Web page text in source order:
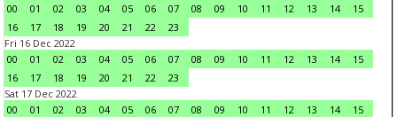
00
01 02 03 04 05 06 07 08 09 10 11 12 13 14
15
16
17 18 19 20 21 22
23
Fri 16 Dec 2022
00
01 02 03 04 05 06 07 08 09 10 11 12 13 14
15
16
17 18 19 20 21 22
23
Sat 17 Dec 2022
00
01 02 03 04 05 06 07 08 09 10 11 12 13 14
15